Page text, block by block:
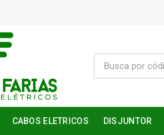
CABOS ELETRICOS DISJUNTOR